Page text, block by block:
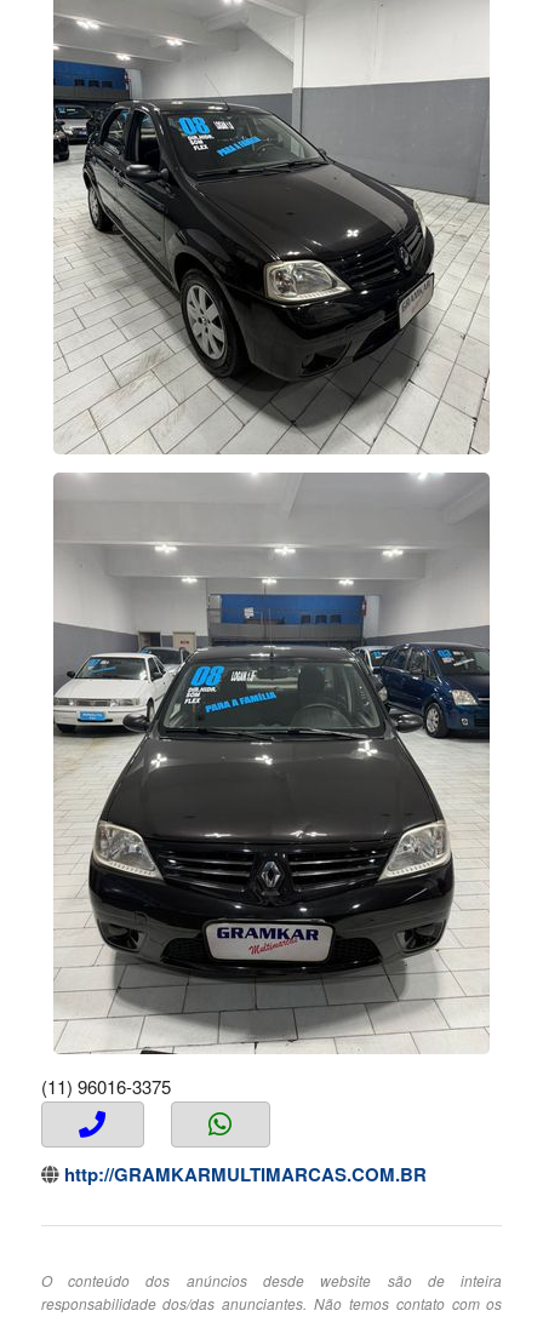
(11) 96016-3375
http://GRAMKARMULTIMARCAS.COM.BR
O conteúdo dos anúncios desde website são de inteira
responsabilidade dos/das anunciantes. Não temos contato com os